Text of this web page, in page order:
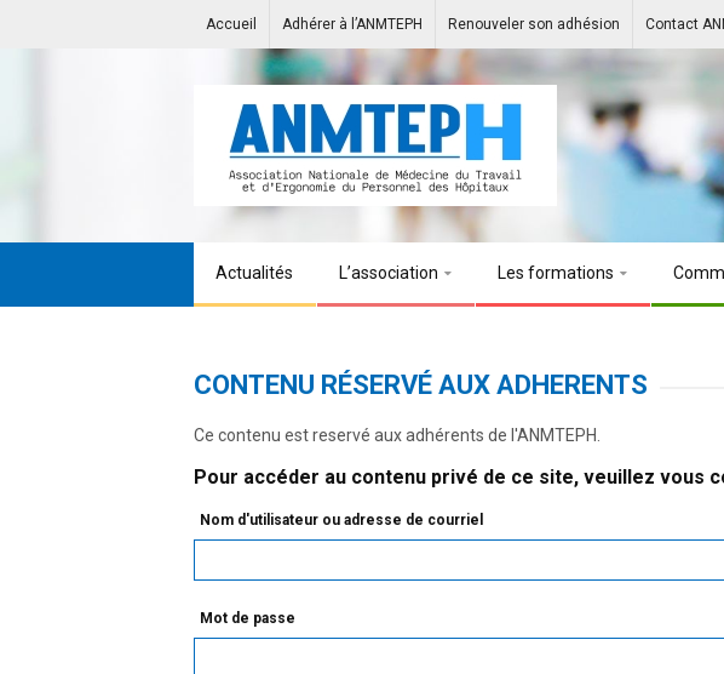
Accueil Adhérer à l’ANMTEPH Renouveler son adhésion Contact
Actualités L’association Les formations
CONTENU RÉSERVÉ AUX ADHERENTS
Ce contenu est reservé aux adhérents de l'ANMTEPH.
Pour accéder au contenu privé de ce site, veuillez vous
Nom d'utilisateur ou adresse de courriel
Mot de passe